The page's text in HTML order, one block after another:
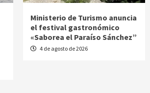
Ministerio de Turismo anuncia
el festival gastronómico
«Saborea el Paraíso Sánchez”
4 de agosto de 2026